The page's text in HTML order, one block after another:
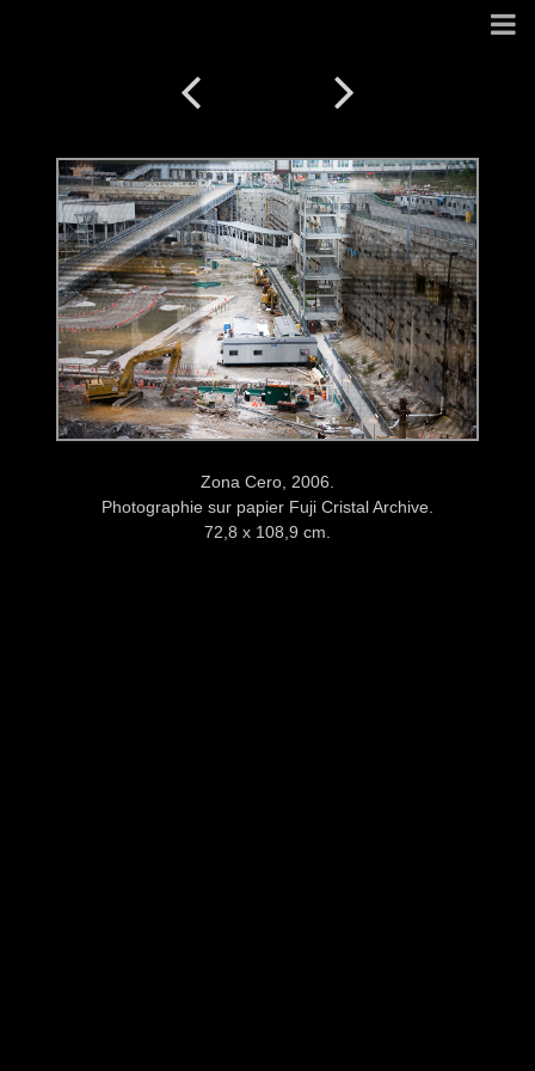
Zona Cero, 2006.
Photographie sur papier Fuji Cristal Archive.
72,8 x 108,9 cm.